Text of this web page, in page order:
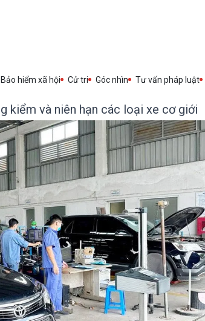
Bảo hiểm xã hội Cử tri Góc nhìn Tư vấn pháp luật
kiểm và niên hạn các loại xe cơ giới